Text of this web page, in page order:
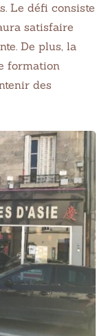
Le défi consiste
satisfaire
De plus, la
formation
des